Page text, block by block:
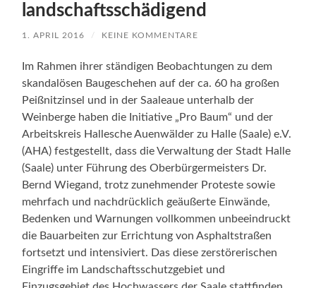
landschaftsschädigend
1. APRIL 2016 / KEINE KOMMENTARE
Im Rahmen ihrer ständigen Beobachtungen zu dem
skandalösen Baugeschehen auf der ca. 60 ha großen
Peißnitzinsel und in der Saaleaue unterhalb der
Weinberge haben die Initiative „Pro Baum“ und der
Arbeitskreis Hallesche Auenwälder zu Halle (Saale) e.V.
(AHA) festgestellt, dass die Verwaltung der Stadt Halle
(Saale) unter Führung des Oberbürgermeisters Dr.
Bernd Wiegand, trotz zunehmender Proteste sowie
mehrfach und nachdrücklich geäußerte Einwände,
Bedenken und Warnungen vollkommen unbeeindruckt
die Bauarbeiten zur Errichtung von Asphaltstraßen
fortsetzt und intensiviert. Das diese zerstörerischen
Eingriffe im Landschaftsschutzgebiet und